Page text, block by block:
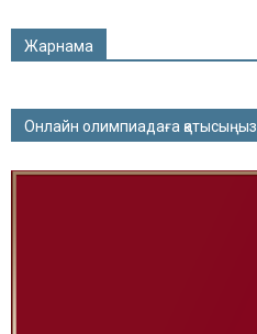
Жарнама
Онлайн олимпиадаға қатысыңыз